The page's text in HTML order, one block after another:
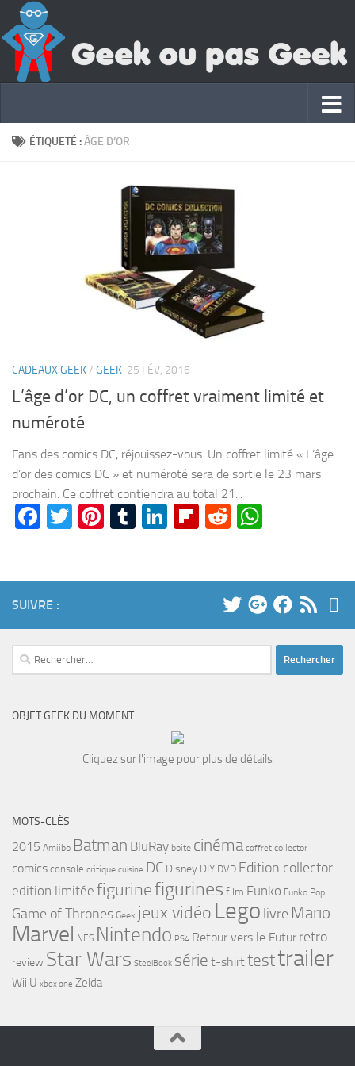
ÉTIQUETÉ :ÂGE D’OR
CADEAUX GEEK/ GEEK 25 FÉV, 2016
L’âge d’or DC, un coffret vraiment limité et
numéroté
Fans des comics DC, réjouissez-vous. Un coffret limité « L’âge
d’or des comics DC » et numéroté sera de sortie le 23 mars
prochain. Ce coffret contiendra au total 21...
Facebook
Twitter
Pinterest
Tumblr
LinkedIn
Flipboard
Reddit
SUIVRE :
Rechercher :
OBJET GEEK DU MOMENT
Cliquez sur l'image pour plus de détails
MOTS-CLÉS
2015 Amiibo Batman BluRay boite cinéma coffret collector
comics console critique cuisine DC Disney DIY DVD Edition collector
edition limitée figurinefigurines film Funko Funko Pop
Game of Thrones Geek jeux vidéo Lego livre Mario
Marvel NES Nintendo PS4 Retour vers le Futur retro
review Star Wars SteelBook série t-shirttesttrailer
Wii U xbox one Zelda